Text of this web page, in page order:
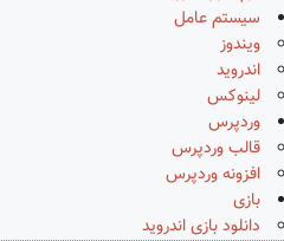
سیستم عامل
ویندوز
اندروید
لینوکس
وردپرس
قالب وردپرس
افزونه وردپرس
بازی
دانلود بازی اندروید